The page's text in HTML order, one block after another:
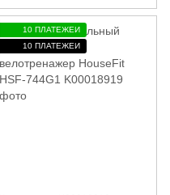
10 ПЛАТЕЖЕЙ
10 ПЛАТЕЖЕЙ